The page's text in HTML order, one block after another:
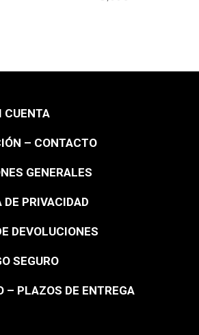
CUENTA
– CONTACTO
GENERALES
PRIVACIDAD
DEVOLUCIONES
SEGURO
– PLAZOS DE ENTREGA